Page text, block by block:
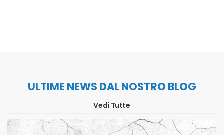
ULTIME NEWS DAL NOSTRO BLOG
Vedi Tutte